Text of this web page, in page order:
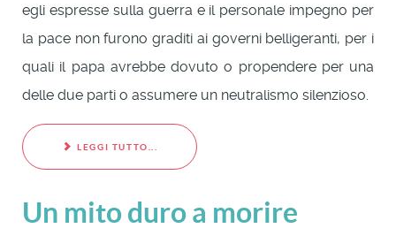
egli espresse sulla guerra e il personale impegno per
la pace non furono graditi ai governi belligeranti, per i
quali il papa avrebbe dovuto o propendere per una
delle due parti o assumere un neutralismo silenzioso.
LEGGI TUTTO...
Un mito duro a morire